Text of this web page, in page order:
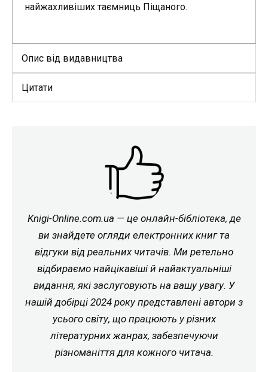
найжахливіших таємниць Піщаного.
Опис від видавництва
Цитати
Knigi-Online.com.ua — це онлайн-бібліотека, де
ви знайдете огляди електронних книг та
відгуки від реальних читачів. Ми ретельно
відбираємо найцікавіші й найактуальніші
видання, які заслуговують на вашу увагу. У
нашій добірці 2024 року представлені автори з
усього світу, що працюють у різних
літературних жанрах, забезпечуючи
різноманіття для кожного читача.